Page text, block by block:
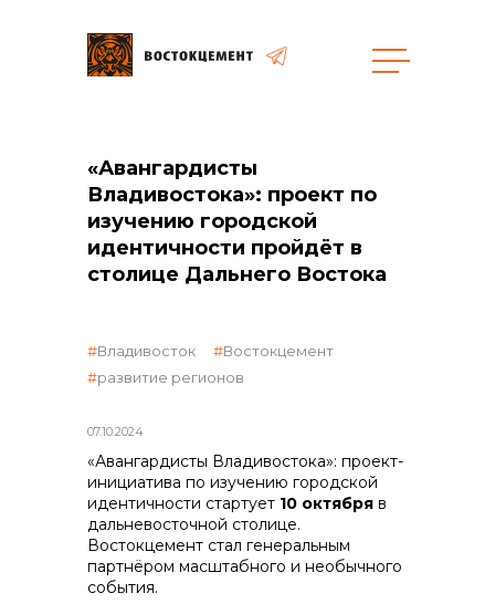
общая информация
реализация неликвидов
контакты отдела закупок
«Авангардисты
Владивостока»: проект по
изучению городской
идентичности пройдёт в
столице Дальнего Востока
07.10.2024
Владивосток
Востокцемент
развитие регионов
«Авангардисты Владивостока»: проект-
инициатива по изучению городской
идентичности стартует 10 октября в
дальневосточной столице.
Востокцемент стал генеральным
партнёром масштабного и необычного
события.